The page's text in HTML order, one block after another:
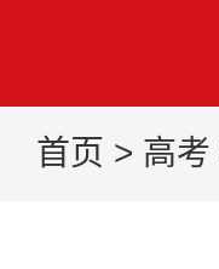
首页 > 高考